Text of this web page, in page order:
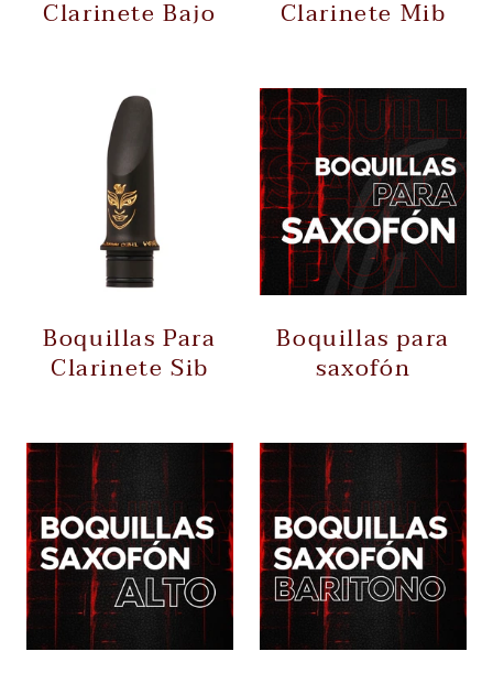
Clarinete Bajo Clarinete Mib
Boquillas Para
Clarinete Sib
Boquillas para
saxofón